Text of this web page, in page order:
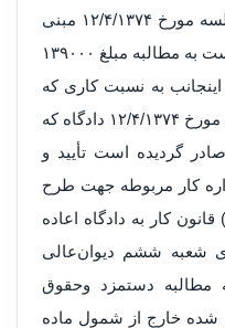
«باتوجه به اظهارات خواهان در جلسه مورخ ۱۲/۴/۱۳۷۴ مبنی
براینکه خواسته اینجانب منحصر است به مطالبه مبلغ ۱۳۹۰۰۰
به نسبت کاری که
انجام داده‌ام… قرار عدم صلاحیت مورخ ۱۲/۴/۱۳۷۴ دادگاه که
گردیده است تأیید و
کار مربوطه جهت طرح
آن در مراجع مذکور در ماده (۱۵۷) قانون کار به دادگاه اعاده
شعبه ششم دیوان‌عالی
مطالبه دستمزد و‌حقوق
شده خارج از شمول ماده